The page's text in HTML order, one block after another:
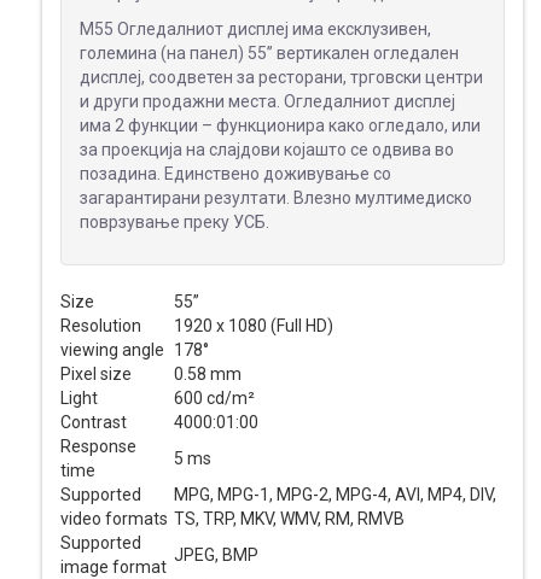
M55 Огледалниот дисплеј има ексклузивен,
големина (на панел) 55’’ вертикален огледален
дисплеј, соодветен за ресторани, трговски центри
и други продажни места. Огледалниот дисплеј
има 2 функции – функционира како огледало, или
за проекција на слајдови којашто се одвива во
позадина. Единствено доживување со
загарантирани резултати. Влезно мултимедиско
поврзување преку УСБ.
Size
55”
Resolution
1920 х 1080 (Full HD)
viewing angle
178°
Pixel size
0.58 mm
Light
600 cd/m²
Contrast
4000:01:00
Response
time
5 ms
Supported
video formats
MPG, MPG-1, MPG-2, MPG-4, AVI, MP4, DIV,
TS, TRP, MKV, WMV, RM, RMVB
Supported
image format
JPEG, BMP